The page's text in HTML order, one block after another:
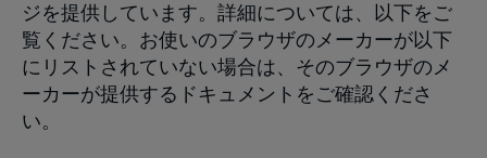
ジを提供しています。詳細については、以下をご
覧ください。お使いのブラウザのメーカーが以下
にリストされていない場合は、そのブラウザのメ
ーカーが提供するドキュメントをご確認くださ
い。